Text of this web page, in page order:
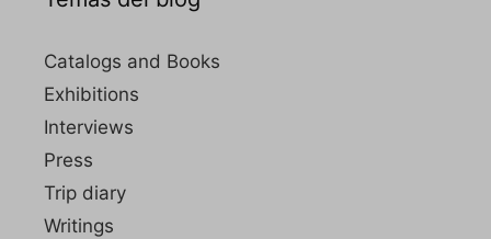
Catalogs and Books
Exhibitions
Interviews
Press
Trip diary
Writings